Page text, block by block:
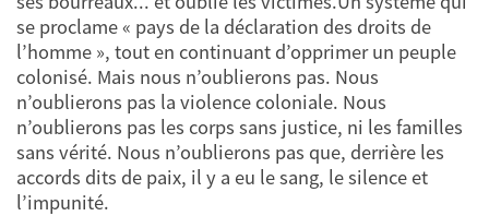
se proclame « pays de la déclaration des droits de
l’homme », tout en continuant d’opprimer un peuple
colonisé. Mais nous n’oublierons pas. Nous
n’oublierons pas la violence coloniale. Nous
n’oublierons pas les corps sans justice, ni les familles
sans vérité. Nous n’oublierons pas que, derrière les
accords dits de paix, il y a eu le sang, le silence et
l’impunité.